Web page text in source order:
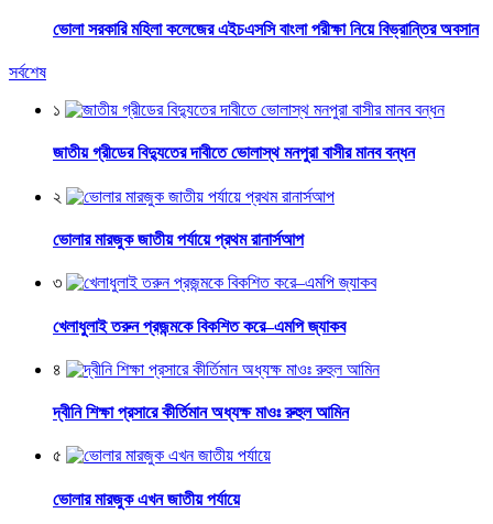
ভোলা সরকারি মহিলা কলেজের এইচএসসি বাংলা পরীক্ষা নিয়ে বিভ্রান্তির অবসান
সর্বশেষ
১
জাতীয় গ্রীডের বিদ্যুতের দাবীতে ভোলাস্থ মনপুরা বাসীর মানব বন্ধন
২
ভোলার মারজুক জাতীয় পর্যায়ে প্রথম রানার্সআপ
৩
খেলাধুলাই তরুন প্রজন্মকে বিকশিত করে–এমপি জ্যাকব
৪
দ্বীনি শিক্ষা প্রসারে কীর্তিমান অধ্যক্ষ মাওঃ রুহুল আমিন
৫
ভোলার মারজুক এখন জাতীয় পর্যায়ে